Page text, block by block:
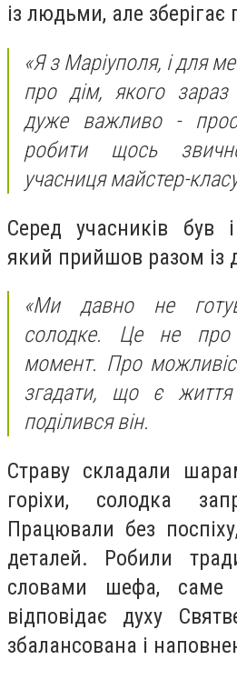
із людьми, але зберігає
«Я з Маріуполя, і для
про дім, якого
дуже важливо -
робити щось
учасниця майстер-
Серед учасників був
який прийшов разом із
«Ми давно не
солодке. Це не
момент. Про
згадати, що є життя
поділився він.
Страву складали
горіхи, солодка
Працювали без
деталей. Робили
словами шефа, саме
відповідає духу
збалансована і